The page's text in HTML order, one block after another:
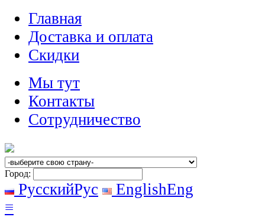
Главная
Доставка и оплата
Скидки
Мы тут
Контакты
Сотрудничество
Город:
РусскийРус EnglishEng
≡